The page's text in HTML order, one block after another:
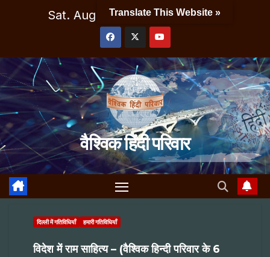
Sat. Aug 8th, 2026 5:08:41 AM
वैश्विक हिंदी परिवार
दिल्ली में गतिविधियाँ हमारी गतिविधियाँ
विदेश में राम साहित्य – (वैश्विक हिन्दी परिवार के 6
Translate This Website »